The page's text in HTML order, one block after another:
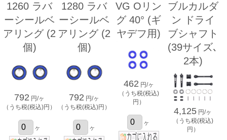
1260 ラバ
ーシールベ
アリング (2
個)
792 円/ヶ
（うち税(税込)円）
ヶ
1280 ラバ
ーシールベ
アリング (2
個)
792 円/ヶ
（うち税(税込)円）
ヶ
VG Oリン
グ 40° (ギ
ヤデフ用)
462 円/ヶ
（うち税(税込)
円）
ヶ
ブルカルダ
ン ドライ
ブシャフト
(39サイズ､
2本)
4,125 円/ヶ
（うち税(税込)
円）